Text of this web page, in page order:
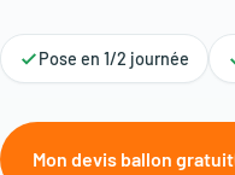
Pose en 1/2 journée
Mon devis ballon gratuit